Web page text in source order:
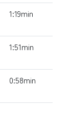
1:19min
1:51min
0:58min